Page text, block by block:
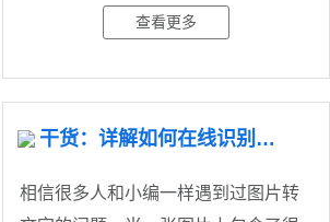
查看更多
干货：详解如何在线识别图片上的文字
相信很多人和小编一样遇到过图片转